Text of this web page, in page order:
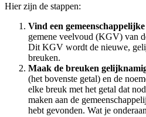
Hier zijn de stappen:
Vind een
gemene veelvoud (KGV) van
Dit KGV wordt de nieuwe,
breuken.
Maak de breuken
(het bovenste getal) en de
elke breuk met het getal dat
maken aan de
hebt gevonden. Wat je